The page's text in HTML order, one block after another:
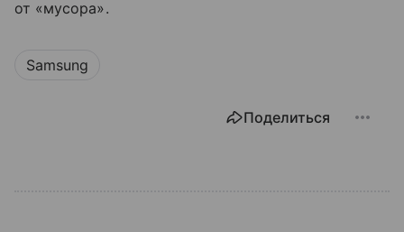
от «мусора».
Samsung
Поделиться